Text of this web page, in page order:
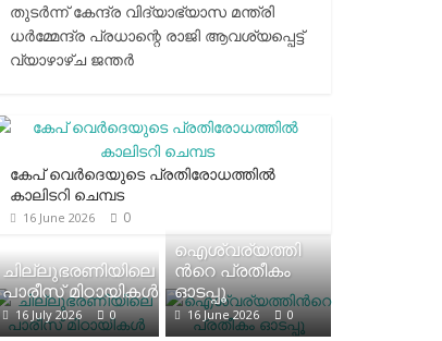
തുടർന്ന് കേന്ദ്ര വിദ്യാഭ്യാസ മന്ത്രി
ധർമ്മേന്ദ്ര പ്രധാന്റെ രാജി ആവശ്യപ്പെട്ട്
വ്യാഴാഴ്ച ജന്തർ
കേപ് വെര്‍ദെയുടെ പ്രതിരോധത്തില്‍
കാലിടറി ചെമ്പട
16 June 2026 0
ചില്ലുഭരണിയിലെ
പാരീസ് മിഠായികള്‍
16 July 2026 0
ഐശ്വര്യത്തി
ന്‍റെ പ്രതീകം
ഓടപ്പൂ
16 June 2026 0